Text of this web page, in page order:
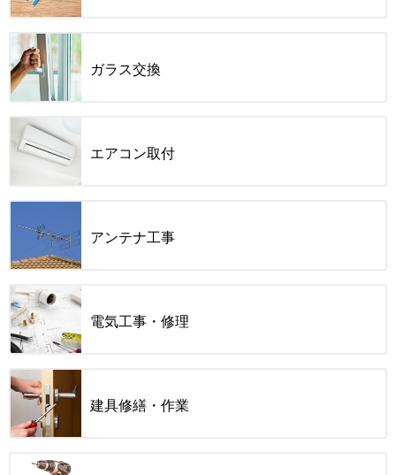
ガラス交換
エアコン取付
アンテナ工事
電気工事・修理
建具修繕・作業